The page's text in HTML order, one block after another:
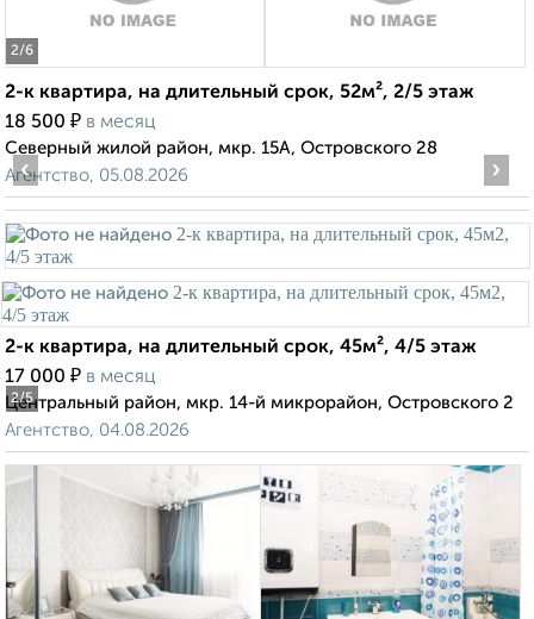
2/6
2-к квартира, на длительный срок, 52м², 2/5 этаж
18 500 ₽ в месяц
Северный жилой район, мкр. 15А, Островского 28
Агентство, 05.08.2026
2/5
‹ ›
2-к квартира, на длительный срок, 45м², 4/5 этаж
17 000 ₽ в месяц
Центральный район, мкр. 14-й микрорайон, Островского 2
Агентство, 04.08.2026